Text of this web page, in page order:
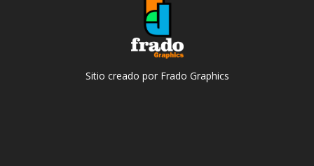
Sitio creado por Frado Graphics